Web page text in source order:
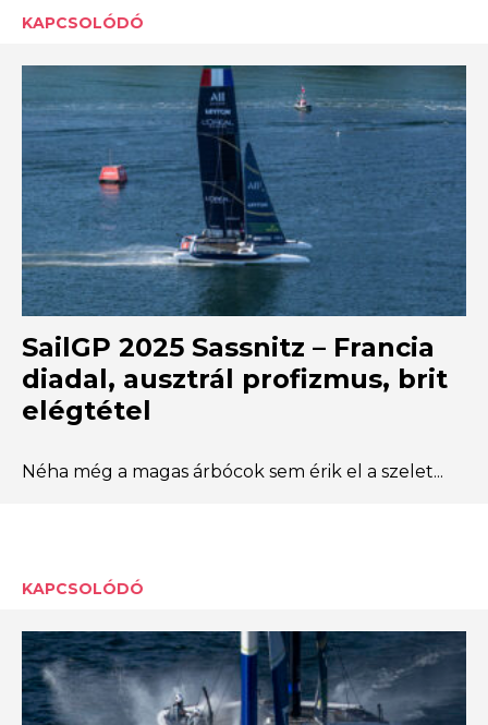
KAPCSOLÓDÓ
SailGP 2025 Sassnitz – Francia
diadal, ausztrál profizmus, brit
elégtétel
Néha még a magas árbócok sem érik el a szelet...
KAPCSOLÓDÓ